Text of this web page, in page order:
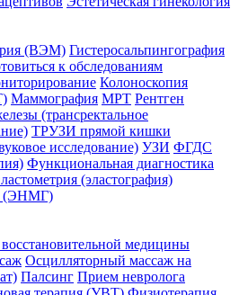
(ВЭМ) Гистеросальпингография
к обследованиям
Колоноскопия
Маммография МРТ Рентген
(трансректальное
ТРУЗИ прямой кишки
исследование) УЗИ ФГДС
Функциональная диагностика
(эластография)
(ЭНМГ)
медицины
Осцилляторный массаж на
Палсинг Прием невролога